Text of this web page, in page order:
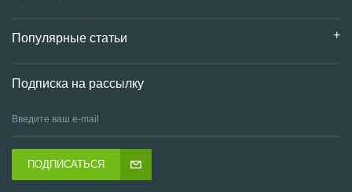
Популярные статьи
Подписка на рассылку
ПОДПИСАТЬСЯ